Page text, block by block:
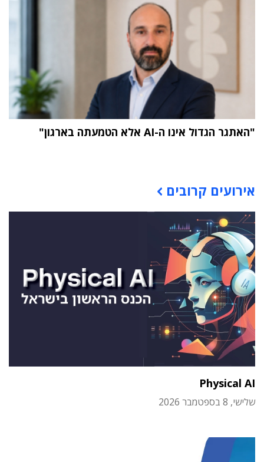
"האתגר הגדול אינו ה-AI אלא הטמעתה בארגון"
אירועים קרובים
Physical AI
שלישי, 8 בספטמבר 2026